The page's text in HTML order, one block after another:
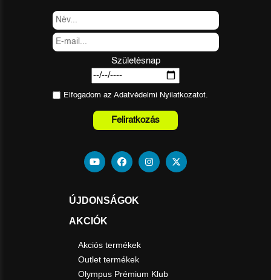
Születésnap
Elfogadom az Adatvédelmi Nyilatkozatot.
Feliratkozás
ÚJDONSÁGOK
AKCIÓK
Akciós termékek
Outlet termékek
Olympus Prémium Klub